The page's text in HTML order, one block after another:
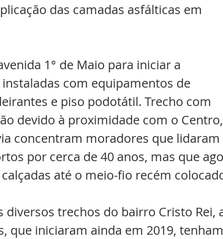
das camadas asfálticas em
1° de Maio para iniciar a
com equipamentos de
e piso podotátil. Trecho com
devido à proximidade com o
concentram moradores que lidaram
por cerca de 40 anos, mas que
até o meio-fio recém
diversos trechos do bairro Cristo Rei,
que iniciaram ainda em 2019,